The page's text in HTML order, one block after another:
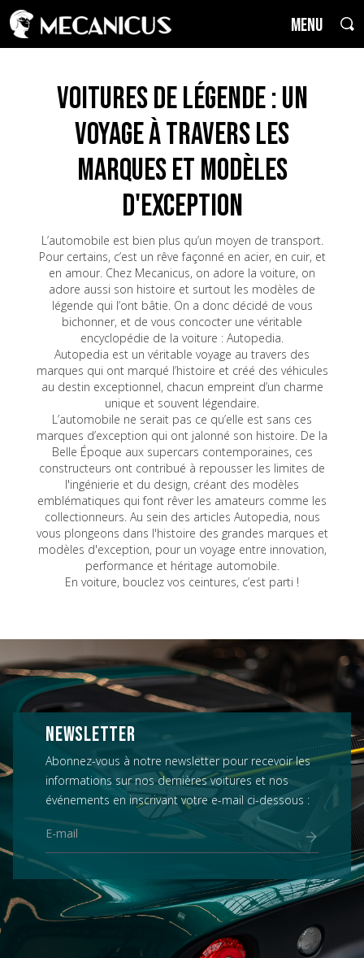
MENU
Voitures de Légende : un
voyage à travers les
marques et modèles
d'exception
L’automobile est bien plus qu’un moyen de transport.
Pour certains, c’est un rêve façonné en acier, en cuir, et
en amour. Chez Mecanicus, on adore la voiture, on
adore aussi son histoire et surtout les modèles de
légende qui l’ont bâtie. On a donc décidé de vous
bichonner, et de vous concocter une véritable
encyclopédie de la voiture : Autopedia.
Autopedia est un véritable voyage au travers des
marques qui ont marqué l’histoire et créé des véhicules
au destin exceptionnel, chacun empreint d’un charme
unique et souvent légendaire.
L’automobile ne serait pas ce qu’elle est sans ces
marques d’exception qui ont jalonné son histoire. De la
Belle Époque aux supercars contemporaines, ces
constructeurs ont contribué à repousser les limites de
l'ingénierie et du design, créant des modèles
emblématiques qui font rêver les amateurs comme les
collectionneurs. Au sein des articles Autopedia, nous
vous plongeons dans l'histoire des grandes marques et
modèles d'exception, pour un voyage entre innovation,
performance et héritage automobile.
En voiture, bouclez vos ceintures, c’est parti !
NEWSLETTER
Abonnez-vous à notre newsletter pour recevoir les
informations sur nos dernières voitures et nos
événements en inscrivant votre e-mail ci-dessous :